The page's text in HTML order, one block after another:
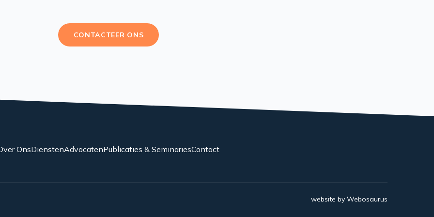
CONTACTEER ONS
OnsDienstenAdvocatenPublicaties & SeminariesContact
website by Webosaurus